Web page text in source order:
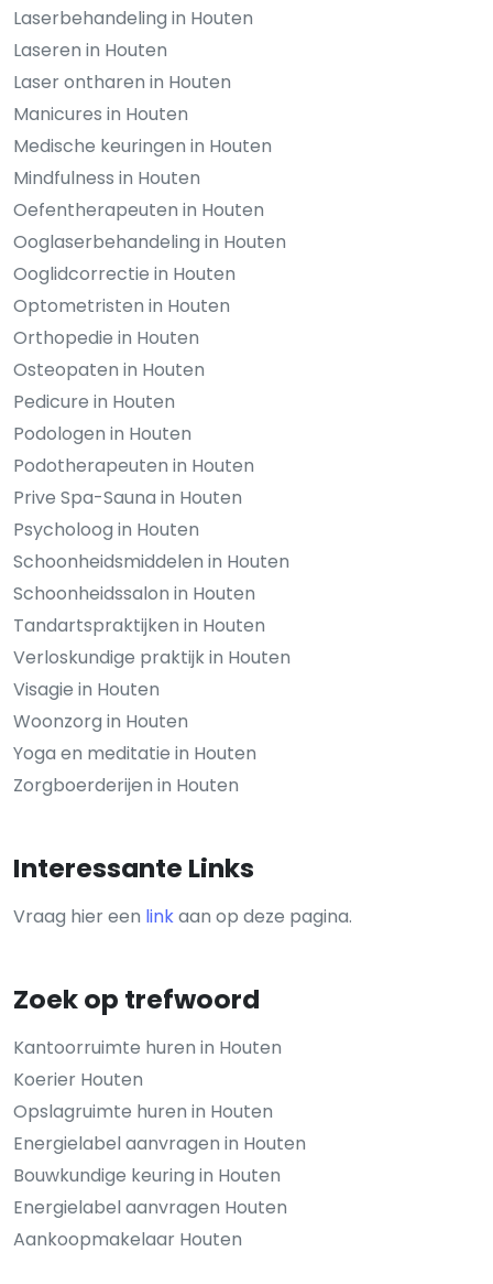
Laserbehandeling in Houten
Laseren in Houten
Laser ontharen in Houten
Manicures in Houten
Medische keuringen in Houten
Mindfulness in Houten
Oefentherapeuten in Houten
Ooglaserbehandeling in Houten
Ooglidcorrectie in Houten
Optometristen in Houten
Orthopedie in Houten
Osteopaten in Houten
Pedicure in Houten
Podologen in Houten
Podotherapeuten in Houten
Prive Spa-Sauna in Houten
Psycholoog in Houten
Schoonheidsmiddelen in Houten
Schoonheidssalon in Houten
Tandartspraktijken in Houten
Verloskundige praktijk in Houten
Visagie in Houten
Woonzorg in Houten
Yoga en meditatie in Houten
Zorgboerderijen in Houten
Interessante Links
Vraag hier een linkaan op deze pagina.
Zoek op trefwoord
Kantoorruimte huren in Houten
Koerier Houten
Opslagruimte huren in Houten
Energielabel aanvragen in Houten
Bouwkundige keuring in Houten
Energielabel aanvragen Houten
Aankoopmakelaar Houten